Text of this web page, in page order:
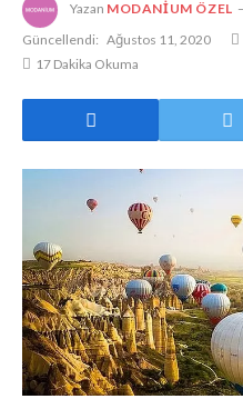
Yazan MODANIUM ÖZEL
Güncellendi: Ağustos 11, 2020
17 Dakika Okuma